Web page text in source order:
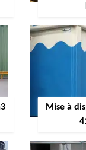
Mise à